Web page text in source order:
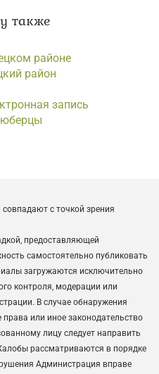
также
районе
район
запись
с точкой зрения
предоставляющей
самостоятельно публиковать
загружаются исключительно
контроля, модерации или
В случае обнаружения
или иное законодательство
лицу следует направить
рассматриваются в порядке
Администрация вправе